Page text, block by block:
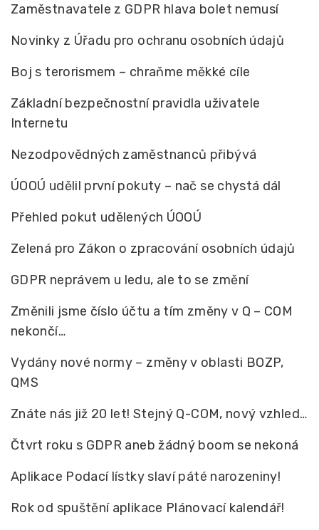
Zaměstnavatele z GDPR hlava bolet nemusí
Novinky z Úřadu pro ochranu osobních údajů
Boj s terorismem – chraňme měkké cíle
Základní bezpečnostní pravidla uživatele
Internetu
Nezodpovědných zaměstnanců přibývá
ÚOOÚ udělil první pokuty – nač se chystá dál
Přehled pokut udělených ÚOOÚ
Zelená pro Zákon o zpracování osobních údajů
GDPR neprávem u ledu, ale to se změní
Změnili jsme číslo účtu a tím změny v Q – COM
nekončí…
Vydány nové normy – změny v oblasti BOZP,
QMS
Znáte nás již 20 let! Stejný Q-COM, nový vzhled…
Čtvrt roku s GDPR aneb žádný boom se nekoná
Aplikace Podací lístky slaví páté narozeniny!
Rok od spuštění aplikace Plánovací kalendář!